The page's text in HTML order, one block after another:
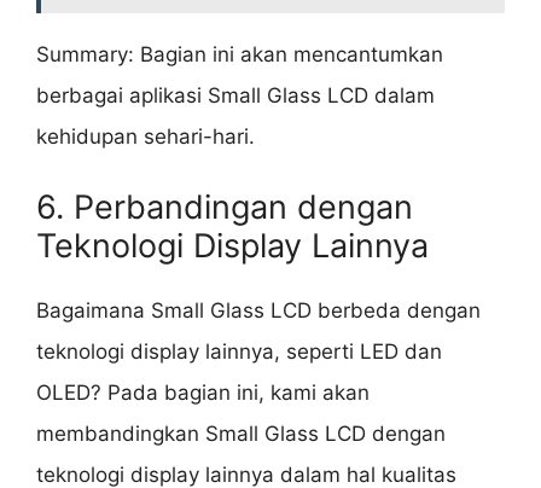
Summary: Bagian ini akan mencantumkan
berbagai aplikasi Small Glass LCD dalam
kehidupan sehari-hari.
6. Perbandingan dengan
Teknologi Display Lainnya
Bagaimana Small Glass LCD berbeda dengan
teknologi display lainnya, seperti LED dan
OLED? Pada bagian ini, kami akan
membandingkan Small Glass LCD dengan
teknologi display lainnya dalam hal kualitas